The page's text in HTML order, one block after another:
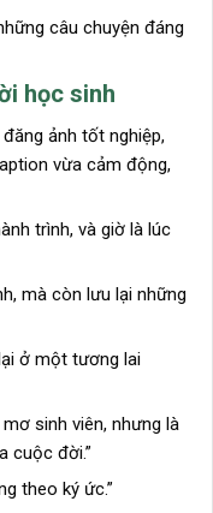
câu chuyện đáng
học sinh
ảnh tốt nghiệp,
vừa cảm động,
trình, và giờ là lúc
mà còn lưu lại những
ở một tương lai
sinh viên, nhưng là
cuộc đời.”
theo ký ức.”